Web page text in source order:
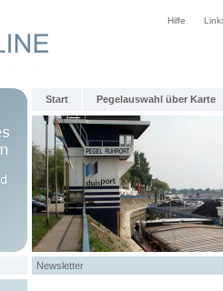
Hilfe
Start Pegelauswahl über Karte
Newsletter